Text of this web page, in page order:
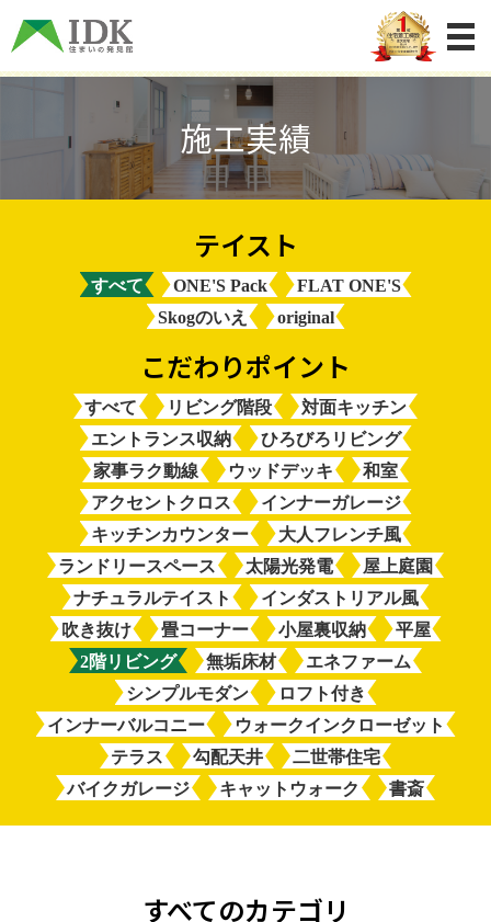
施工実績
すべて ONE'S Pack
FLAT ONE'S
Skogのいえ
original
すべて リビング階段
対面キッチン
エントランス収納
ひろびろリビング
家事ラク動線
ウッドデッキ
和室
アクセントクロス
インナーガレージ
キッチンカウンター
大人フレンチ風
ランドリースペース
太陽光発電
屋上庭園
ナチュラルテイスト
インダストリアル風
吹き抜け
畳コーナー 小屋裏収納
平屋
2階リビング
無垢床材
エネファーム
シンプルモダン
ロフト付き
インナーバルコニー
ウォークインクローゼット
テラス
勾配天井
二世帯住宅
バイクガレージ
キャットウォーク 書斎
すべてのカテゴリ